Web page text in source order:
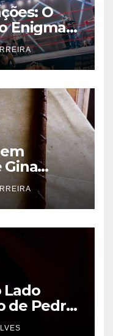
O
Enigma
Gina
Série
Lado
de Pedro
Futuro